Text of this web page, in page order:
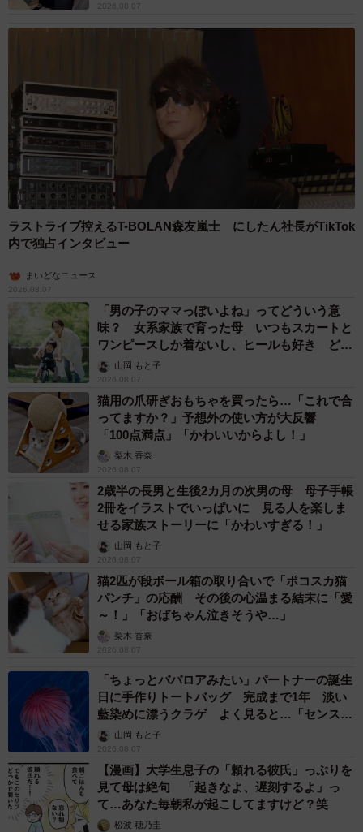
内覧会＆試食会で紹介された、人気チョコレートの数々
その1つがシンガポール出身のジャニス・ウォン氏のチョコ
レート。氏は2007年、24歳の若さで自身の店を立ち上げ、
2013、14年には英国のレストラン誌が発表する「アジア・
ベストレストラン50」でアジア最優秀パティシエに選ばれ
ました。今回、コレクションのイメージに沿って、ウォン
氏が花をイメージして作り上げた「フラワー ボックス オブ
5」は注目の一品。ストロベリーやレモンタイムのようなフ
ルーツフレーバーが、ポップなフラワーデザインの外観と
共に目と舌で楽しめるアソートに仕上がっています。
まだ見ぬ新しいチョコレートを求めて世界中をめぐってきたみり氏
また、みり氏は「今年はミントチョコレートが人気で、青
い食べ物が注目されています。以前は『青』という色は食
2026.08.07
ラストライブ控えるT-BOLAN森友嵐士 にしたん社長がTikTok
内で独占インタビュー
まいどなニュース
2026.08.07
「男の子のママっぽいよね」ってどういう意
味？ 女系家族で育った母 いつもスカートと
ワンピースしか着ないし、ヒールも好き どの
へんが…
山岡 もと子
2026.08.07
猫用の爪研ぎおもちゃを買ったら…「これで合
ってますか？」予想外の使い方が大反響
「100点満点」「かわいいからよし！」
梨木 香奈
2026.08.07
2歳半の長男と生後2カ月の次男の母 母子手帳
2冊をイラストでいっぱいに 見る人を楽しま
せる家族ストーリーに「かわいすぎる！」
山岡 もと子
2026.08.07
猫2匹が段ボール箱の取り合いで「ポコスカ猫
パンチ」の応酬 その後の心温まる結末に「愛
～！」「おばちゃん泣きそうや…」
梨木 香奈
2026.08.07
「ちょっとババロアみたい」パートナーの誕生
日に手作りトートバッグ 完成まで1年 淡い
藍染めに漂うクラゲ よく見ると…「センスす
ごい」山岡 もと子
2026.08.07
【漫画】大学生息子の「頼れる彼氏」っぷりを
見て母は絶句 「起きなよ、遅刻するよ」っ
て…あなた毎朝私が起こしてますけど？笑
松波 穂乃圭